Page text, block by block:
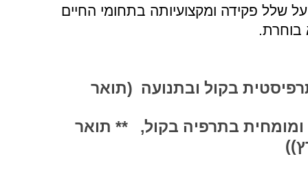
פקידה ומקצועיותה בתחומי החיים
בוחרת.
בקול ובתנועה (תואר
ומומחית בתרפיה בקול, ** תואר